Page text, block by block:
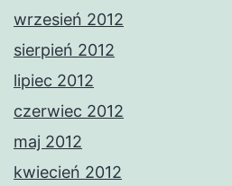
wrzesień 2012
sierpień 2012
lipiec 2012
czerwiec 2012
maj 2012
kwiecień 2012